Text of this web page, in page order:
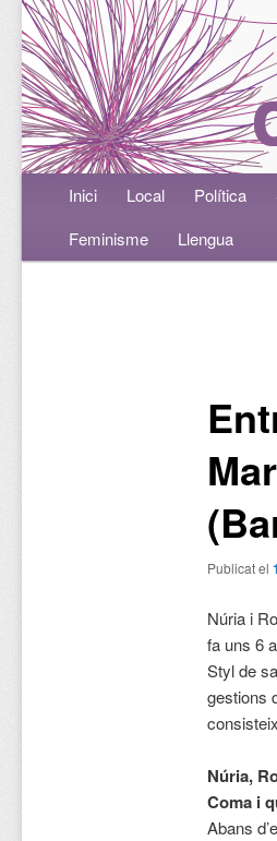
Menú principalAneu al contingut principal
Aneu al contingut secundari
Inici Local Política
Feminisme
Llengua
Publicat el
Núria i
fa uns 6
Styl de
gestions
Núria,
Coma i
Abans